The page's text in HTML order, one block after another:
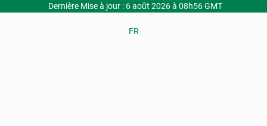
Dernière Mise à jour : 6 août 2026 à 08h56 GMT
FR